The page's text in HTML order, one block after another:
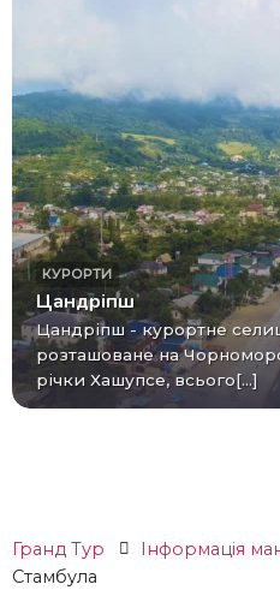
КУРОРТИ
Цандріпш
Цандріпш - курортне селище в Абхазії,
розташоване на
річки Хашупсе, всього[...]
Гранд Тур Інформація
Стамбула